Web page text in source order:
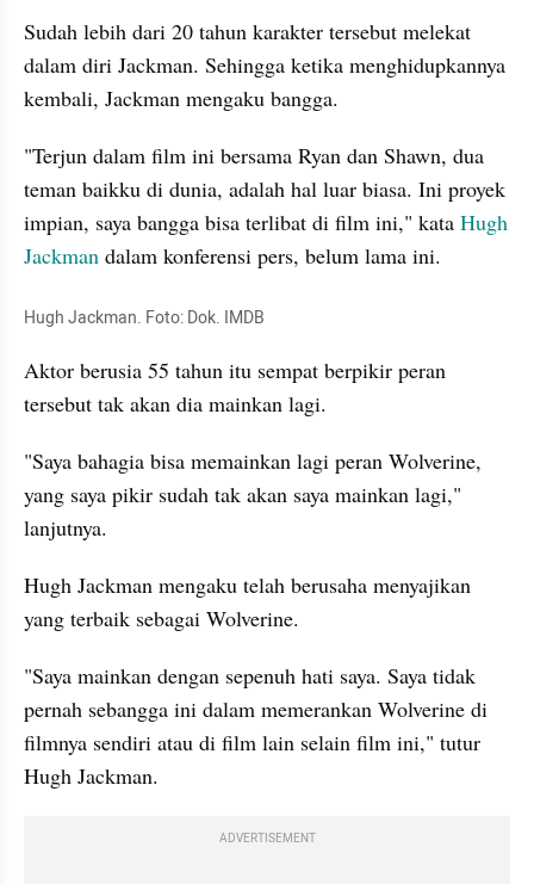
Sudah lebih dari 20 tahun karakter tersebut melekat
dalam diri Jackman. Sehingga ketika menghidupkannya
kembali, Jackman mengaku bangga.
"Terjun dalam film ini bersama Ryan dan Shawn, dua
teman baikku di dunia, adalah hal luar biasa. Ini proyek
impian, saya bangga bisa terlibat di film ini," kata Hugh
Jackman dalam konferensi pers, belum lama ini.
Hugh Jackman. Foto: Dok. IMDB
Aktor berusia 55 tahun itu sempat berpikir peran
tersebut tak akan dia mainkan lagi.
"Saya bahagia bisa memainkan lagi peran Wolverine,
yang saya pikir sudah tak akan saya mainkan lagi,"
lanjutnya.
Hugh Jackman mengaku telah berusaha menyajikan
yang terbaik sebagai Wolverine.
"Saya mainkan dengan sepenuh hati saya. Saya tidak
pernah sebangga ini dalam memerankan Wolverine di
filmnya sendiri atau di film lain selain film ini," tutur
Hugh Jackman.
ADVERTISEMENT